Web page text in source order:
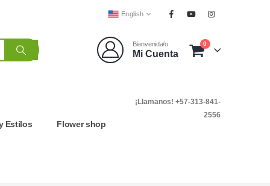
English
Bienvenida/o
Mi Cuenta
0
Estilos Flower shop
¡Llamanos! +57-313-841-
2556